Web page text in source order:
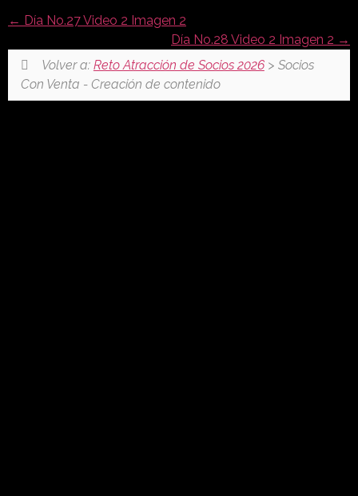
Día No.27 Video 2 Imagen 2
Día No.28 Video 2 Imagen 2
Volver a: Reto Atracción de Socios 2026> Socios
Con Venta - Creación de contenido